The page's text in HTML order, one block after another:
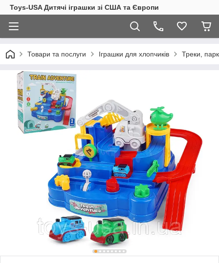
Toys-USA Дитячі іграшки зі США та Європи
Товари та послуги Іграшки для хлопчиків Треки,